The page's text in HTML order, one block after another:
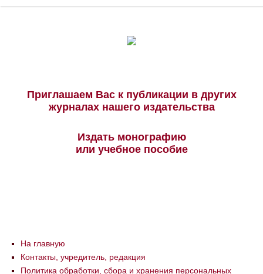
Приглашаем Вас к публикации в других
журналах нашего издательства
Издать монографию
или учебное пособие
На главную
Контакты, учредитель, редакция
Политика обработки, сбора и хранения персональных